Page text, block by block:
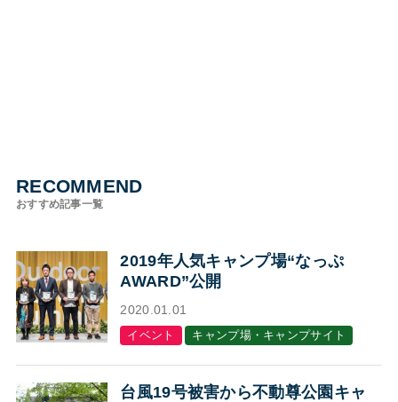
RECOMMEND
おすすめ記事一覧
2019年人気キャンプ場“なっぷ
AWARD”公開
2020.01.01
イベント キャンプ場・キャンプサイト
台風19号被害から不動尊公園キャ